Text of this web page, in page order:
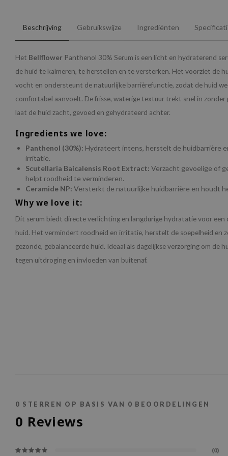
Beschrijving Gebruikswijze Ingrediënten
Het Bellflower Panthenol 30% Serum is een licht en hydraterend
de huid te kalmeren, te herstellen en te versterken. Het voorziet de
vocht en ondersteunt de natuurlijke barrièrefunctie, zodat de huid
comfortabel aanvoelt. De frisse, waterige textuur trekt snel in zonder
laat de huid zacht, gevoed en gehydrateerd achter.
Ingredients we love:
Panthenol (30%): Hydrateert intens, herstelt de huidbarrière
irritatie.
Scutellaria Baicalensis Root Extract: Verzacht gevoelige of
helpt roodheid te verminderen.
Ceramide NP: Versterkt de natuurlijke huidbarrière en houdt
Why we love it:
Dit serum biedt directe verlichting en langdurige hydratatie voor een
huid. Het vermindert roodheid en irritatie, herstelt de soepelheid en
gezonde, gebalanceerde huid. Ideaal als dagelijkse verzorging om de
tegen uitdroging en invloeden van buitenaf.
0 STERREN OP BASIS VAN 0 BEOORDELINGEN
0 Reviews
(0)